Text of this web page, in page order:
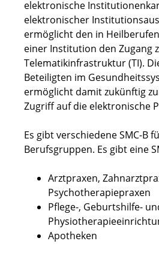
elektronische
elektronischer
ermöglicht den in
einer Institution den Zugang
Telematikinfrastruktur (TI).
Beteiligten im
ermöglicht damit zukünftig
Zugriff auf die elektronische
Es gibt verschiedene SMC-B
Berufsgruppen. Es gibt eine
Arztpraxen,
Psychotherapiepraxen
Pflege-, Geburtshilfe-
Apotheken